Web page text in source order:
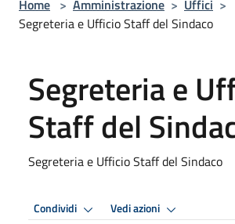
Home > Amministrazione > Uffici >
Segreteria e Ufficio Staff del Sindaco
Segreteria e
Staff del
Segreteria e Ufficio Staff del Sindaco
Condividi Vedi azioni